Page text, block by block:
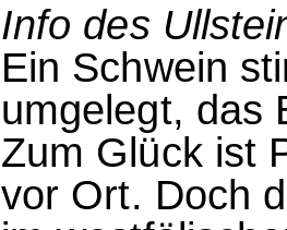
Info des
Ein Schwein
umgelegt, das
Zum Glück ist
vor Ort. Doch